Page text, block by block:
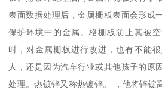
表面数据处理后，金属栅板表面会形成
保护环境中的金属。格栅板防止其被
时，对金属栅板进行改进，也有不能
人，还是因为汽车行业或其他孩子的原
处理。热镀锌又称热镀锌。 ，他将锌锭